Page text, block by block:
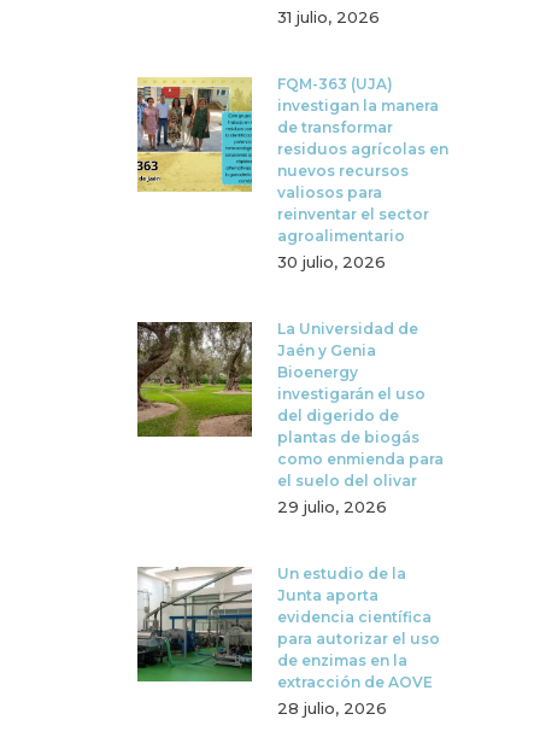
31 julio, 2026
FQM-363 (UJA)
investigan la manera
de transformar
residuos agrícolas en
nuevos recursos
valiosos para
reinventar el sector
agroalimentario
30 julio, 2026
La Universidad de
Jaén y Genia
Bioenergy
investigarán el uso
del digerido de
plantas de biogás
como enmienda para
el suelo del olivar
29 julio, 2026
Un estudio de la
Junta aporta
evidencia científica
para autorizar el uso
de enzimas en la
extracción de AOVE
28 julio, 2026